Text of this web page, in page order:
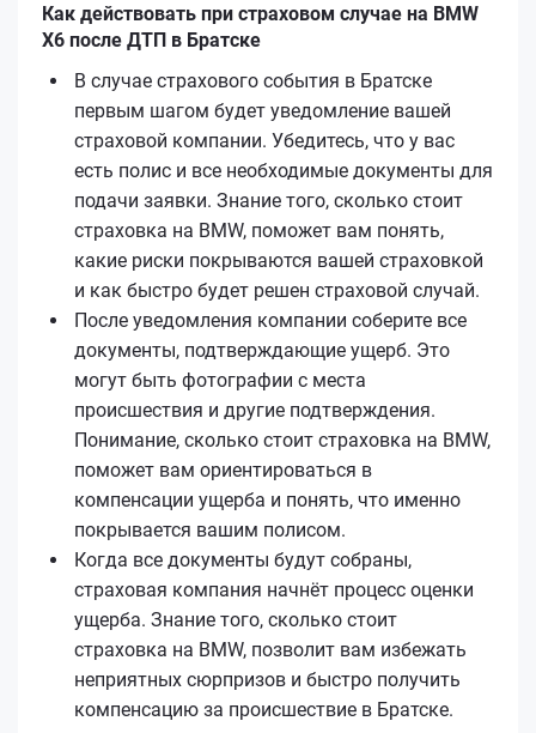
Как действовать при страховом случае на BMW
X6 после ДТП в Братске
В случае страхового события в Братске
первым шагом будет уведомление вашей
страховой компании. Убедитесь, что у вас
есть полис и все необходимые документы для
подачи заявки. Знание того, сколько стоит
страховка на BMW, поможет вам понять,
какие риски покрываются вашей страховкой
и как быстро будет решен страховой случай.
После уведомления компании соберите все
документы, подтверждающие ущерб. Это
могут быть фотографии с места
происшествия и другие подтверждения.
Понимание, сколько стоит страховка на BMW,
поможет вам ориентироваться в
компенсации ущерба и понять, что именно
покрывается вашим полисом.
Когда все документы будут собраны,
страховая компания начнёт процесс оценки
ущерба. Знание того, сколько стоит
страховка на BMW, позволит вам избежать
неприятных сюрпризов и быстро получить
компенсацию за происшествие в Братске.